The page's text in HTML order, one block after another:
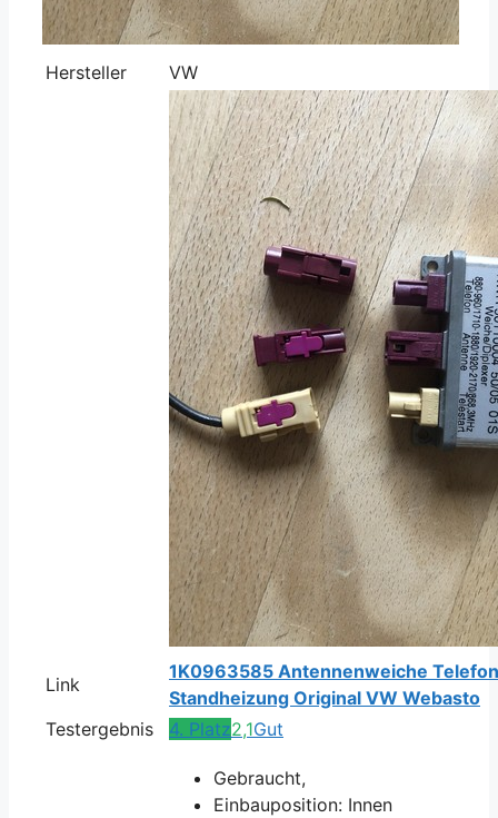
Hersteller VW
Link
1K0963585 Antennenweiche Telefon
Standheizung Original VW Webasto
Testergebnis
4. Platz2,1Gut
Gebraucht,
Einbauposition: Innen